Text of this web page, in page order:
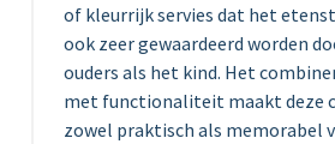
of kleurrijk servies dat het
ook zeer gewaardeerd worden
ouders als het kind. Het
met functionaliteit maakt deze
zowel praktisch als memorabel